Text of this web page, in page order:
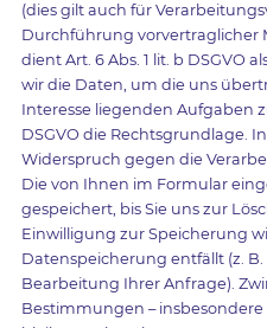
(dies gilt auch für
Durchführung vorvertraglicher
dient Art. 6 Abs. 1 lit. b DSGVO
wir die Daten, um die uns
Interesse liegenden Aufgaben
DSGVO die Rechtsgrundlage.
Widerspruch gegen die
Die von Ihnen im Formular
gespeichert, bis Sie uns zur
Einwilligung zur Speicherung
Datenspeicherung entfällt (z.
Bearbeitung Ihrer Anfrage).
Bestimmungen –